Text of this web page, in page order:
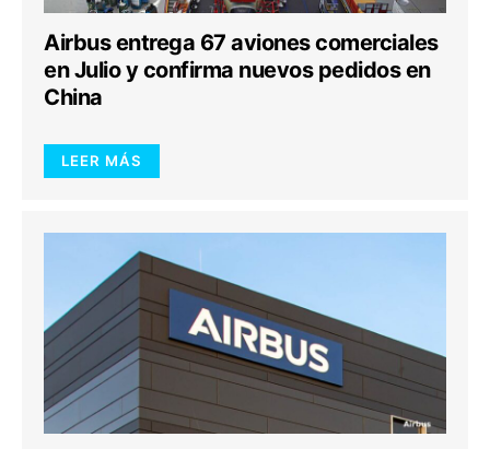
Airbus entrega 67 aviones comerciales
en Julio y confirma nuevos pedidos en
China
LEER MÁS